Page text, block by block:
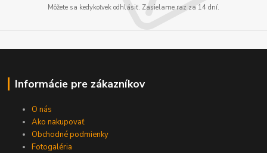
Môžete sa kedykoľvek odhlásiť. Zasielame raz za 14 dní.
Informácie pre zákazníkov
O nás
Ako nakupovať
Obchodné podmienky
Fotogaléria